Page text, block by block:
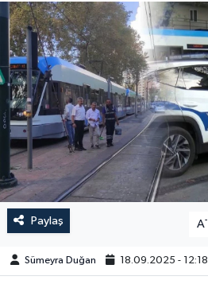
Paylaş A-
Sümeyra Duğan 18.09.2025 - 12:18